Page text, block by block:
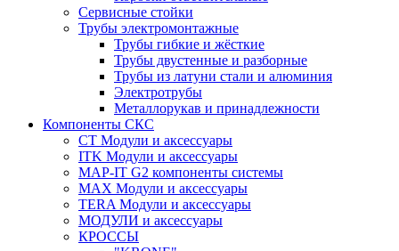
Сервисные стойки
Трубы электромонтажные
Трубы гибкие и жёсткие
Трубы двустенные и разборные
Трубы из латуни стали и алюминия
Электротрубы
Металлорукав и принадлежности
Компоненты СКС
CT Модули и аксессуары
ITK Модули и аксессуары
MAP-IT G2 компоненты системы
MAX Модули и аксессуары
TERA Модули и аксессуары
МОДУЛИ и аксессуары
КРОССЫ